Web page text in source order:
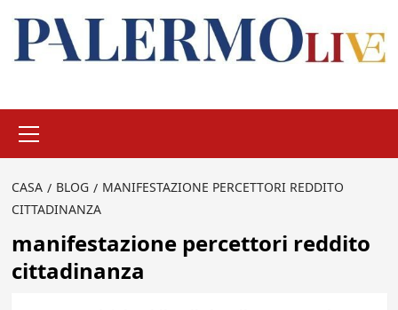
principale
CASA BLOG
MANIFESTAZIONE PERCETTORI REDDITO
CITTADINANZA
manifestazione percettori reddito
cittadinanza